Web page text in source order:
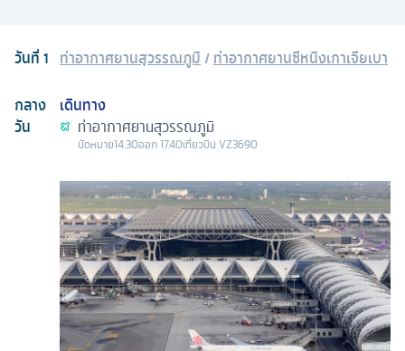
วันที่1 ท่าอากาศยานสุวรรณภูมิ /ท่าอากาศยานซีหนิงเกาเจียเบา
กลาง
วัน
เดินทาง
ท่าอากาศยานสุวรรณภูมิ
นัดหมาย14.30ออก17.40เที่ยวบิน VZ3690